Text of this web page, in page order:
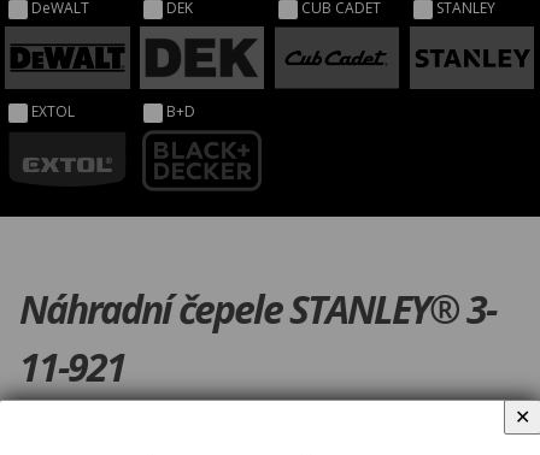
DeWALT DEK CUB CADET STANLEY
EXTOL B+D
Náhradní čepele STANLEY® 3-
11-921
✕